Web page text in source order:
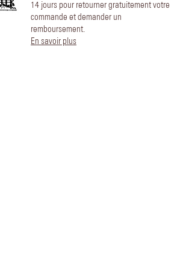
14 jours pour retourner gratuitement votre
commande et demander un
remboursement.
En savoir plus